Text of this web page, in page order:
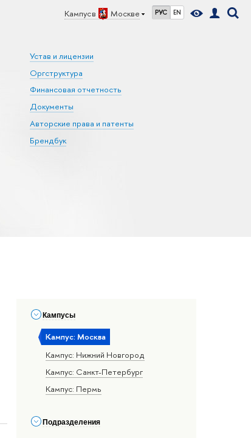
Кампус в Москве РУС EN
Устав и лицензии
Оргструктура
Финансовая отчетность
Документы
Авторские права и патенты
Брендбук
Кампусы
Кампус: Москва
Кампус: Нижний Новгород
Кампус: Санкт-Петербург
Кампус: Пермь
Подразделения